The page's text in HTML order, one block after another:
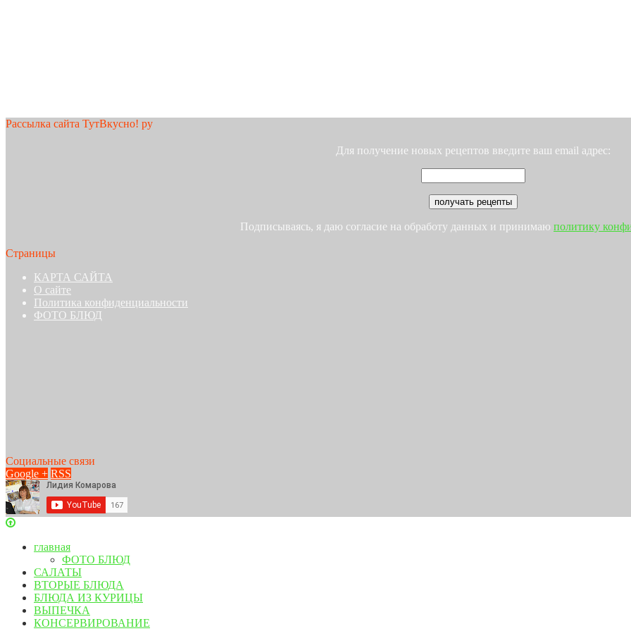
Рассылка сайта ТутВкусно! ру
Для получение новых рецептов введите ваш email адрес:
Подписываясь, я даю согласие на обработу данных и принимаю политику
Страницы
КАРТА САЙТА
О сайте
Политика конфиденциальности
ФОТО БЛЮД
Социальные связи
Google + RSS
главная
ФОТО БЛЮД
САЛАТЫ
ВТОРЫЕ БЛЮДА
БЛЮДА ИЗ КУРИЦЫ
ВЫПЕЧКА
КОНСЕРВИРОВАНИЕ